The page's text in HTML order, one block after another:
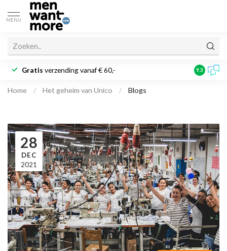
MENU
Gratis verzending vanaf € 60,- 9.3
Home / Het geheim van Unico / Blogs
28
DEC
2021